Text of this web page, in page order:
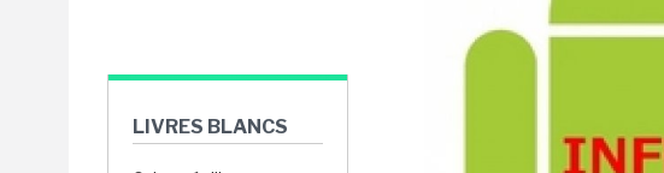
LIVRES BLANCS